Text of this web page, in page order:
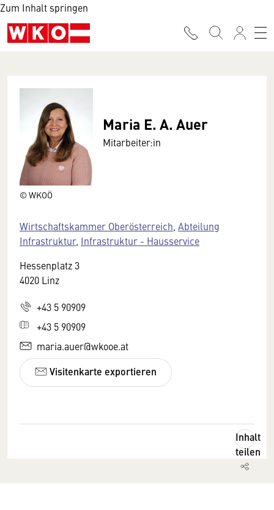
Zum Inhalt springen
© WKOÖ
Maria E. A. Auer
Mitarbeiter:in
Wirtschaftskammer Oberösterreich Abteilung
Infrastruktur, Infrastruktur - Hausservice
Hessenplatz 3
4020 Linz
+43 5 90909
+43 5 90909
maria.auer@wkooe.at
Visitenkarte exportieren
Inhalt
teilen